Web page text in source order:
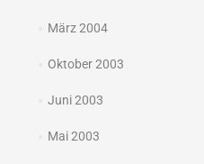
März 2004
Oktober 2003
Juni 2003
Mai 2003